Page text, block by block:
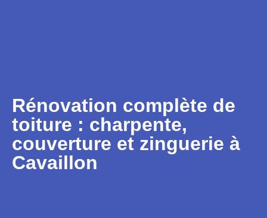
Rénovation complète de
toiture : charpente,
couverture et zinguerie à
Cavaillon